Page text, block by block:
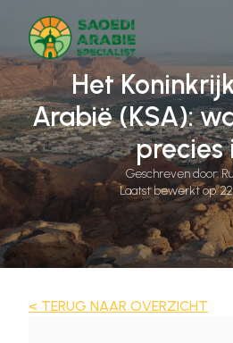
Het
Arabië (KSA):
precies
Geschreven door:
Laatst bewerkt op:
< TERUG NAAR OVERZICHT